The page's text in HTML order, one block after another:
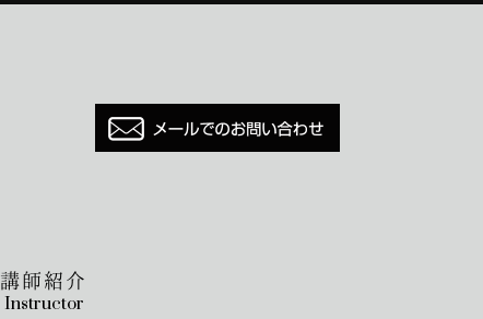
講師紹介
Instructor